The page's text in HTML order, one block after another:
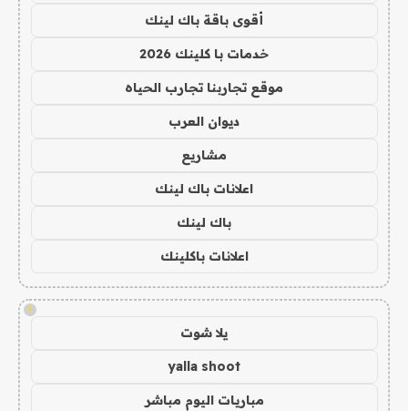
أقوى باقة باك لينك
خدمات با كلينك 2026
موقع تجاربنا تجارب الحياه
ديوان العرب
مشاريع
اعلانات باك لينك
باك لينك
اعلانات باكلينك
!
يلا شوت
yalla shoot
مباريات اليوم مباشر